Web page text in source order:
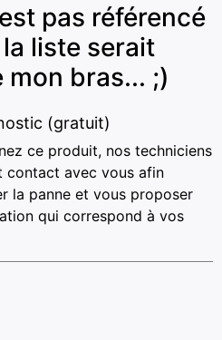
pas référencé
liste serait
mon bras... ;)
(gratuit)
ce produit, nos techniciens
contact avec vous afin
la panne et vous proposer
qui correspond à vos